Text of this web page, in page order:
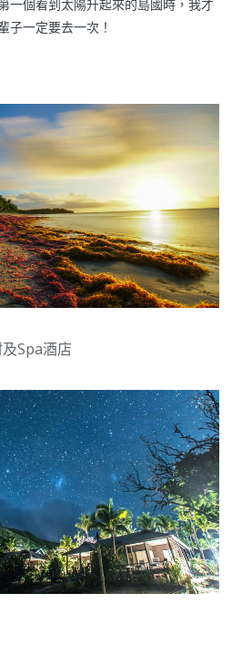
一個看到太陽升起來的島國時，我才
子一定要去一次！
Spa酒店